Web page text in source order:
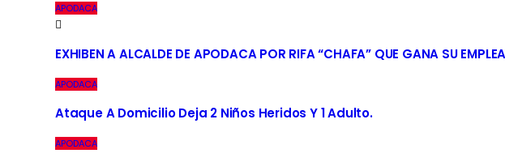
APODACA
EXHIBEN A ALCALDE DE APODACA POR RIFA “CHAFA” QUE GANA SU
APODACA
Ataque A Domicilio Deja 2 Niños Heridos Y 1 Adulto.
APODACA